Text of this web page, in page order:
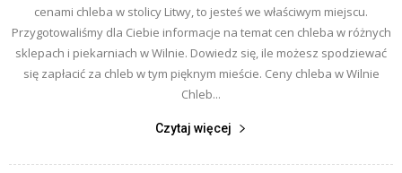
cenami chleba w stolicy Litwy, to jesteś we właściwym miejscu.
Przygotowaliśmy dla Ciebie informacje na temat cen chleba w różnych
sklepach i piekarniach w Wilnie. Dowiedz się, ile możesz spodziewać
się zapłacić za chleb w tym pięknym mieście. Ceny chleba w Wilnie
Chleb...
Czytaj więcej